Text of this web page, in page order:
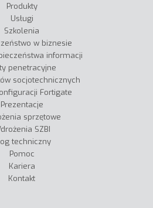
Produkty
Usługi
Szkolenia
w biznesie
informacji
penetracyjne
socjotechnicznych
Fortigate
Prezentacje
sprzętowe
SZBI
techniczny
Pomoc
Kariera
Kontakt